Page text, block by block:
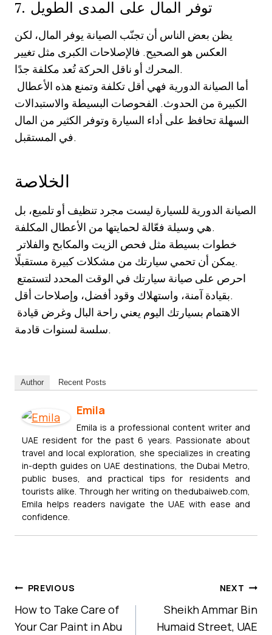
7. توفر المال على المدى الطويل
يظن بعض الناس أن تجنّب الصيانة يوفر المال، لكن
العكس هو الصحيح. فالإصلاحات الكبرى مثل تغيير
المحرك أو ناقل الحركة تُعد مكلفة جدًا.
الكبيرة من الحدوث. الفحوصات البسيطة والاستبدالات
السهلة تحافظ على أداء السيارة وتوفر الكثير من المال
في المستقبل.
الخلاصة
الصيانة الدورية للسيارة ليست مجرد تنظيف أو تلميع، بل
هي وسيلة فعّالة لحمايتها من الأعطال المكلفة.
يمكن أن تحمي سيارتك من مشكلات كبيرة مستقبلًا.
بقيادة آمنة، واستهلاك وقود أفضل، وإصلاحات أقل.
سلسة لسنوات قادمة.
Author Recent Posts
Emila
Emila is a professional content writer and
UAE resident for the past 6 years. Passionate about
travel and local exploration, she specializes in creating
in-depth guides on UAE destinations, the Dubai Metro,
public buses, and practical tips for residents and
tourists alike. Through her writing on thedubaiweb.com,
Emila helps readers navigate the UAE with ease and
confidence.
Post
Navigation
PREVIOUS
How to Take Care of
Your Car Paint in Abu
NEXT
Sheikh Ammar Bin
Humaid Street, UAE